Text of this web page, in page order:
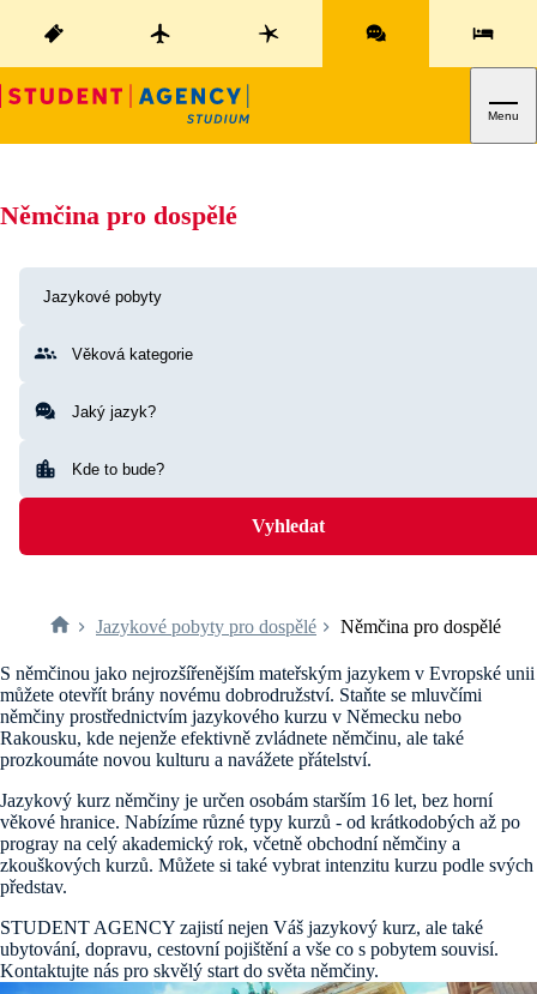
Menu
Němčina pro dospělé
Vyhledat
Jazykové pobyty pro dospělé Němčina pro dospělé
S němčinou jako nejrozšířenějším mateřským jazykem v Evropské unii
můžete otevřít brány novému dobrodružství. Staňte se mluvčími
němčiny prostřednictvím jazykového kurzu v Německu nebo
Rakousku, kde nejenže efektivně zvládnete němčinu, ale také
prozkoumáte novou kulturu a navážete přátelství.
Jazykový kurz němčiny je určen osobám starším 16 let, bez horní
věkové hranice. Nabízíme různé typy kurzů - od krátkodobých až po
progray na celý akademický rok, včetně obchodní němčiny a
zkouškových kurzů. Můžete si také vybrat intenzitu kurzu podle svých
představ.
STUDENT AGENCY zajistí nejen Váš jazykový kurz, ale také
ubytování, dopravu, cestovní pojištění a vše co s pobytem souvisí.
Kontaktujte nás pro skvělý start do světa němčiny.